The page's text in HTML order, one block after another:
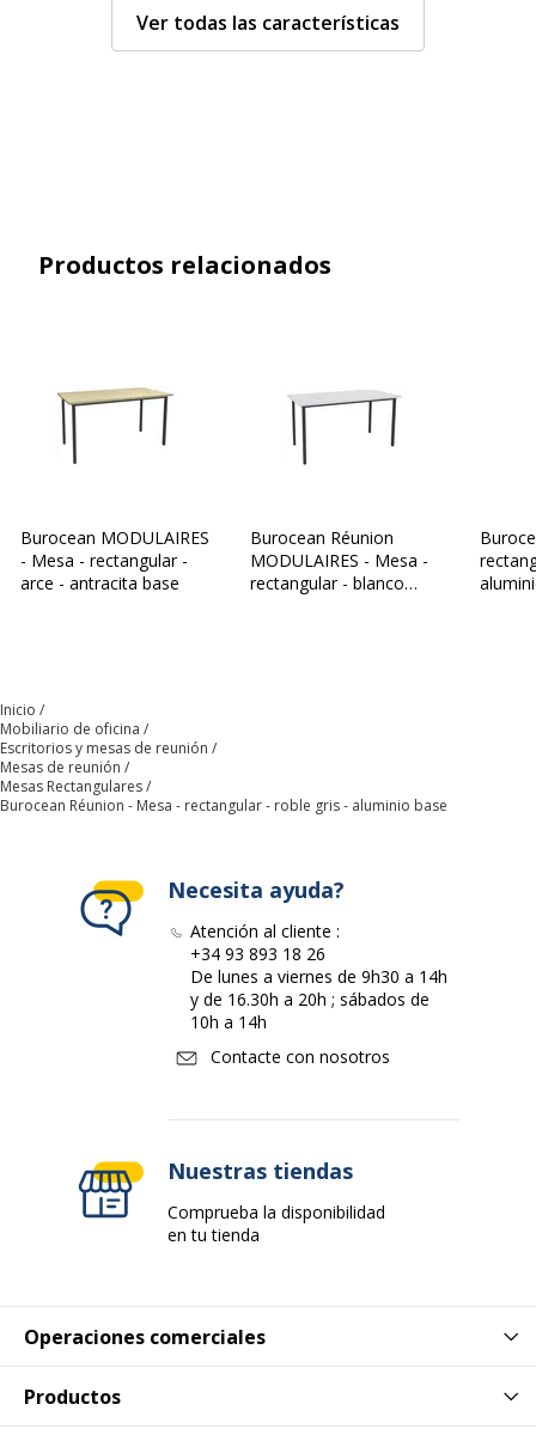
Características técnicas
Características técnicas
BUROCEAN
producto
Características de la superficie superior
Bordes ABS 2mm
Grosor 19 mm
Anchura de la
140 cm
Material
Aglomerado, Tablero de partículas de
Melamina de alta resistencia
70 cm
Código de barras maestro 3253310486089
Marca Burocean
Base
Ver todas las características
Productos relacionados
Burocean MODULAIRES
- Mesa - rectangular -
arce - antracita base
Burocean Réunion
MODULAIRES - Mesa -
rectangular - blanco
Inicio
Mobiliario de oficina
Escritorios y mesas de reunión
Mesas de reunión
Mesas Rectangulares
Burocean Réunion - Mesa - rectangular - roble gris - aluminio base
Operaciones comerciales
Productos
Necesita ayuda?
Atención al cliente :
+34 93 893 18 26
De lunes a viernes de 9h30 a 14h
y de 16.30h a 20h ; sábados de
10h a 14h
Contacte con nosotros
Nuestras tiendas
Comprueba la disponibilidad
en tu tienda